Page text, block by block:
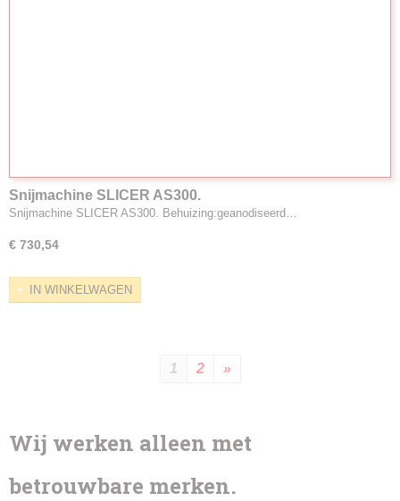
Snijmachine SLICER AS300.
Snijmachine SLICER AS300. Behuizing:geanodiseerd…
€ 730,54
IN WINKELWAGEN
1 2 »
Wij werken alleen met
betrouwbare merken.